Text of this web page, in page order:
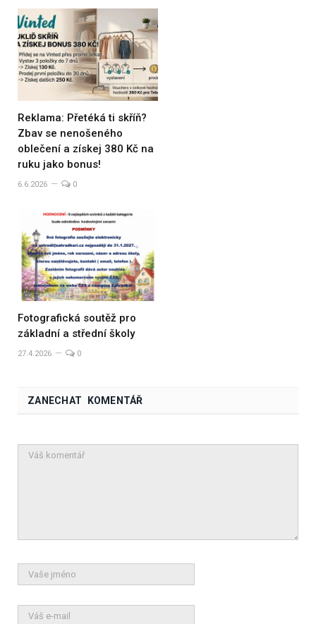
Reklama: Přetéká ti skříň?
Zbav se nenošeného
oblečení a získej 380 Kč na
ruku jako bonus!
6.6.2026 0
Fotografická soutěž pro
základní a střední školy
27.4.2026 0
ZANECHAT KOMENTÁŘ